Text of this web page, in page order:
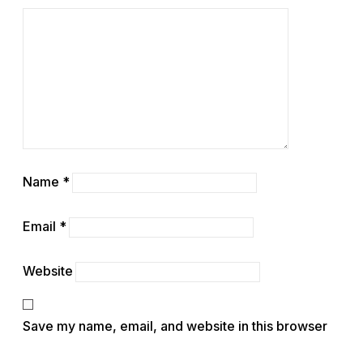
Name *
Email *
Website
Save my name, email, and website in this browser